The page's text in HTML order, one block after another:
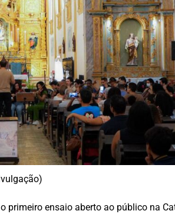
primeiro ensaio aberto ao público na